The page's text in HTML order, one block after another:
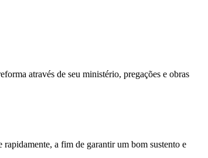
através de seu ministério, pregações e obras
a fim de garantir um bom sustento e